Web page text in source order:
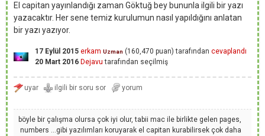
El capitan yayınlandığı zaman Göktuğ bey bununla ilgili bir yazı
yazacaktır. Her sene temiz kurulumun nasıl yapıldığını anlatan
bir yazı yazıyor.
17 Eylül 2015 erkam Uzman (160,470 puan) tarafından cevaplandı
20 Mart 2016 Dejavu tarafından seçilmiş
böyle bir çalışma olursa çok iyi olur, tabii mac ile birlikte gelen pages,
numbers ...gibi yazılımları koruyarak el capitan kurabilirsek çok daha